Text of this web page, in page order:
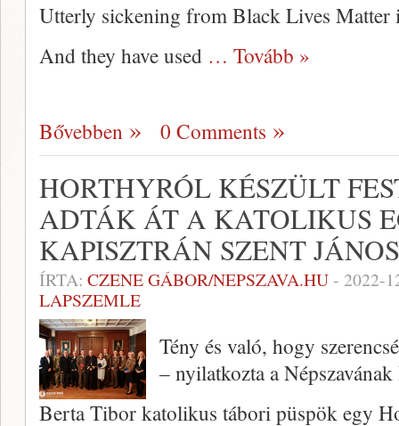
Utterly sickening from Black Lives Matter
And they have used … Tovább »
Bővebben 0 Comments
HORTHYRÓL KÉSZÜLT
ADTÁK ÁT A KATOLIKUS
KAPISZTRÁN SZENT
ÍRTA: CZENE GÁBOR/NEPSZAVA.HU- 2022-
LAPSZEMLE
Tény és való, hogy
– nyilatkozta a
Berta Tibor katolikus tábori püspök egy